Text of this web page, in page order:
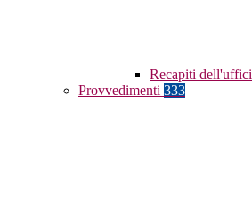
Recapiti
Provvedimenti 333